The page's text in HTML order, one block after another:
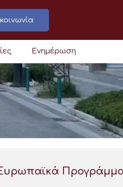
Ενημέρωση